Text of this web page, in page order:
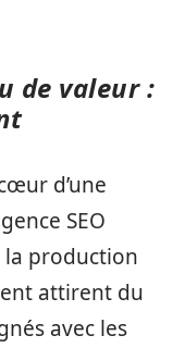
de valeur :
d’une
SEO
la production
attirent du
avec les